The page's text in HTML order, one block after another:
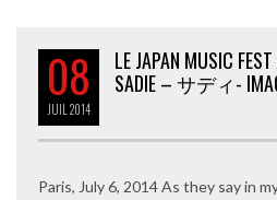
08
JUIL 2014
LE JAPAN MUSIC
SADIE – サディ-
Paris, July 6, 2014 As they say in